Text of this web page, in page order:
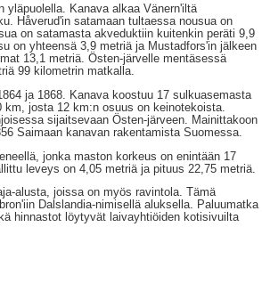
yläpuolella. Kanava alkaa Vänern'iltä
Håverud'in satamaan tultaessa nousua on
on satamasta akveduktiin kuitenkin peräti 9,9
on yhteensä 3,9 metriä ja Mustadfors'in jälkeen
13,1 metriä. Östen-järvelle mentäsessä
99 kilometrin matkalla.
ja 1868. Kanava koostuu 17 sulkuasemasta
josta 12 km:n osuus on keinotekoista.
sijaitsevaan Östen-järveen. Mainittakoon
Saimaan kanavan rakentamista Suomessa.
jonka maston korkeus on enintään 17
leveys on 4,05 metriä ja pituus 22,75 metriä.
alusta, joissa on myös ravintola. Tämä
Dalslandia-nimisellä aluksella. Paluumatka
hinnastot löytyvät laivayhtiöiden kotisivuilta